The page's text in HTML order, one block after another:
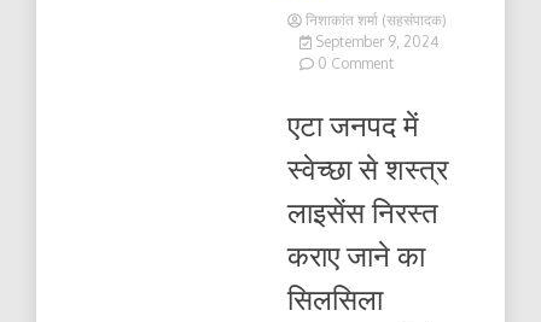
निशाकांत शर्मा (सहसंपादक)
September 9, 2024
0 Commenton
शस्त्र
निरस्त
जाने
सिलसिला
एटा जनपद में
स्वेच्छा से शस्त्र
लाइसेंस निरस्त
कराए जाने का
सिलसिला